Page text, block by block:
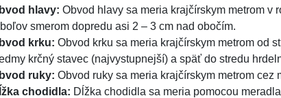
hlavy: Obvod hlavy sa meria krajčírskym metrom v
smerom dopredu asi 2 – 3 cm nad obočím.
krku: Obvod krku sa meria krajčírskym metrom od
krčný stavec (najvystupnejší) a späť do stredu
ruky: Obvod ruky sa meria krajčírskym metrom cez
chodidla: Dĺžka chodidla sa meria pomocou